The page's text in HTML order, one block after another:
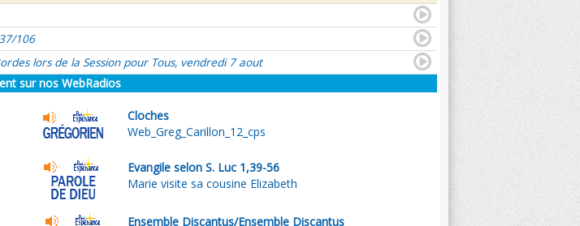
106
lors de la Session pour Tous, vendredi 7 aout
sur nos WebRadios
Cloches
Web_Greg_Carillon_12_cps
Evangile selon S. Luc 1,39-56
Marie visite sa cousine Elizabeth
Ensemble Discantus/Ensemble Discantus